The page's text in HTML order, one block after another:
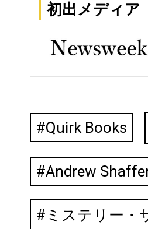
初出メディア
Quirk Books
Andrew
ミステリー・